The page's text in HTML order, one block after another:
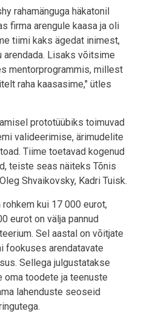
rahamänguga häkatonil
firma arengule kaasa ja oli
tiimi kaks ägedat inimest,
arendada. Lisaks võitsime
mentorprogrammis, millest
raha kaasasime," ütles
prototüübiks toimuvad
valideerimise, ärimudelite
Tiime toetavad kogenud
teiste seas näiteks Tõnis
Shvaikovsky, Kadri Tuisk.
rohkem kui 17 000 eurot,
eurot on välja pannud
Sel aastal on võitjate
fookuses arendatavate
Sellega julgustatakse
oma toodete ja teenuste
lahenduste seoseid